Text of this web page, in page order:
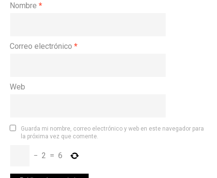
Nombre *
Correo electrónico *
Web
Guarda mi nombre, correo electrónico y web en este navegador para
la próxima vez que comente.
− 2 = 6